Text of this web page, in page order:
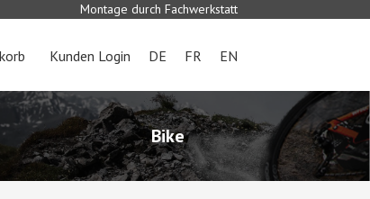
Montage durch Fachwerkstatt
Kunden Login DE FR EN
Bike